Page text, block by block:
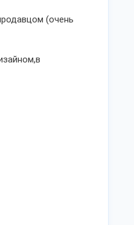
(очень